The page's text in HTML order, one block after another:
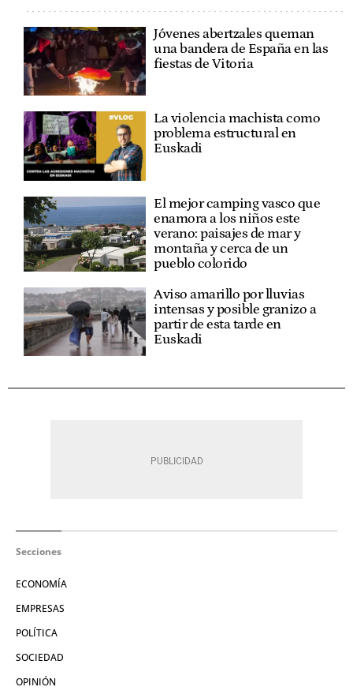
Jóvenes abertzales queman
una bandera de España en las
fiestas de Vitoria
La violencia machista como
problema estructural en
Euskadi
El mejor camping vasco que
enamora a los niños este
verano: paisajes de mar y
montaña y cerca de un
pueblo colorido
Aviso amarillo por lluvias
intensas y posible granizo a
partir de esta tarde en
Euskadi
Secciones
ECONOMÍA
EMPRESAS
POLÍTICA
SOCIEDAD
OPINIÓN